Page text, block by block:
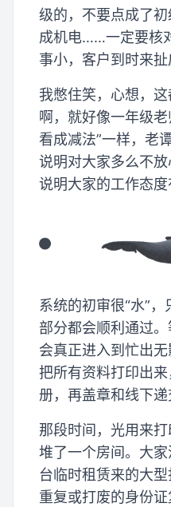
级的，不要点成了
成机电……一定要核
事小，客户到时来扯
我憋住笑，心想，
啊，就好像一年级
看成减法”一样，老
说明对大家多么不
说明大家的工作态度
系统的初审很“水”
部分都会顺利通过
会真正进入到忙出
把所有资料打印出
册，再盖章和线下递
那段时间，光用来
堆了一个房间。大
台临时租赁来的大
重复或打废的身份